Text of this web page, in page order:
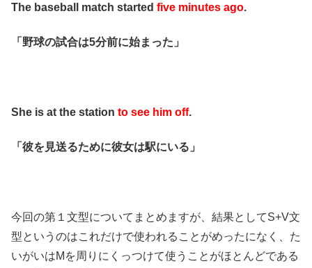
The baseball match started five minutes ago.
「野球の試合は5分前に始まった」
She is at the station to see him off.
「彼を見送るために彼女は駅にいる」
今回の第１文型についてまとめますが、結果としてS+V文
型というのはこれだけで使われることがめったになく、た
いがいはMを周りにくっつけて使うことがほとんどである